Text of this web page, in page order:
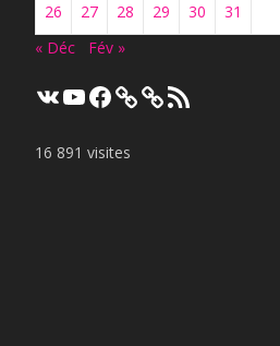
26 27 28 29 30
31
« Déc
Fév »
VK YouTube
Facebook Flux
RSS
16 891 visites